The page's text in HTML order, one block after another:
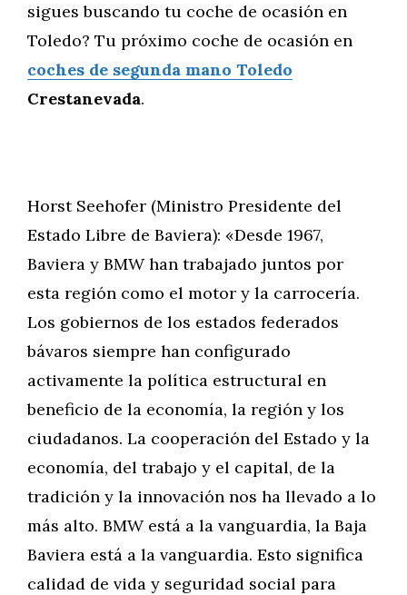
sigues buscando tu coche de ocasión en
Toledo? Tu próximo coche de ocasión en
coches de segunda mano Toledo
Crestanevada.
Horst Seehofer (Ministro Presidente del
Estado Libre de Baviera): «Desde 1967,
Baviera y BMW han trabajado juntos por
esta región como el motor y la carrocería.
Los gobiernos de los estados federados
bávaros siempre han configurado
activamente la política estructural en
beneficio de la economía, la región y los
ciudadanos. La cooperación del Estado y la
economía, del trabajo y el capital, de la
tradición y la innovación nos ha llevado a lo
más alto. BMW está a la vanguardia, la Baja
Baviera está a la vanguardia. Esto significa
calidad de vida y seguridad social para